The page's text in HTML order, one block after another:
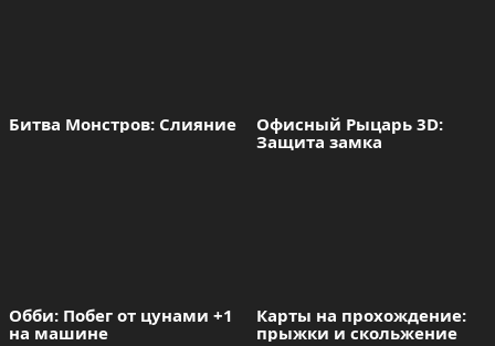
Битва Монстров: Слияние
Офисный Рыцарь 3D:
Защита замка
Обби: Побег от цунами +1
на машине
Карты на прохождение:
прыжки и скольжение